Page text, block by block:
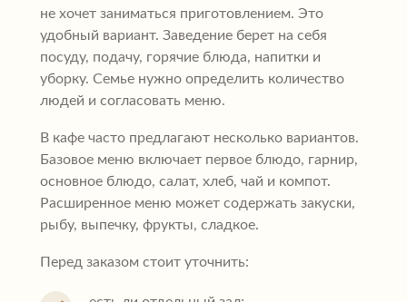
не хочет заниматься приготовлением. Это
удобный вариант. Заведение берет на себя
посуду, подачу, горячие блюда, напитки и
уборку. Семье нужно определить количество
людей и согласовать меню.
В кафе часто предлагают несколько вариантов.
Базовое меню включает первое блюдо, гарнир,
основное блюдо, салат, хлеб, чай и компот.
Расширенное меню может содержать закуски,
рыбу, выпечку, фрукты, сладкое.
Перед заказом стоит уточнить: